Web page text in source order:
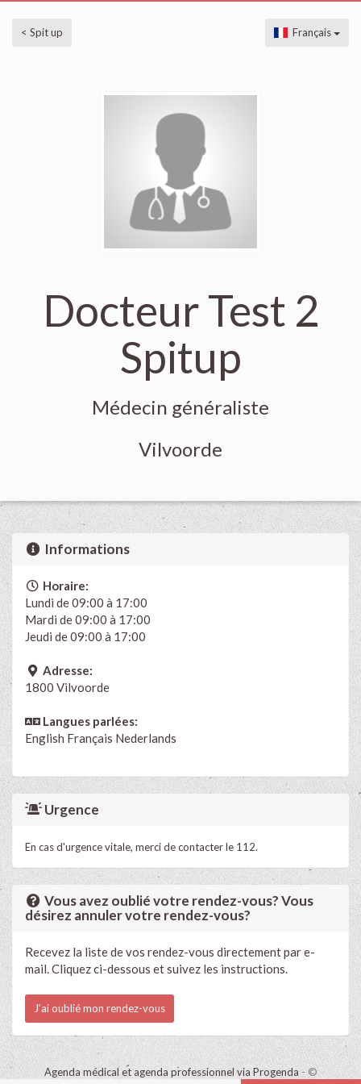
< Spit up Français
Docteur Test 2
Spitup
Médecin généraliste
Vilvoorde
Informations
Horaire:
Lundi de 09:00 à 17:00
Mardi de 09:00 à 17:00
Jeudi de 09:00 à 17:00
Adresse:
1800 Vilvoorde
Langues parlées:
English Français Nederlands
Urgence
En cas d'urgence vitale, merci de contacter le 112.
Vous avez oublié votre rendez-vous? Vous
désirez annuler votre rendez-vous?
Recevez la liste de vos rendez-vous directement par e-
mail. Cliquez ci-dessous et suivez les instructions.
J'ai oublié mon rendez-vous
Agenda médical et agenda professionnel via Progenda - ©